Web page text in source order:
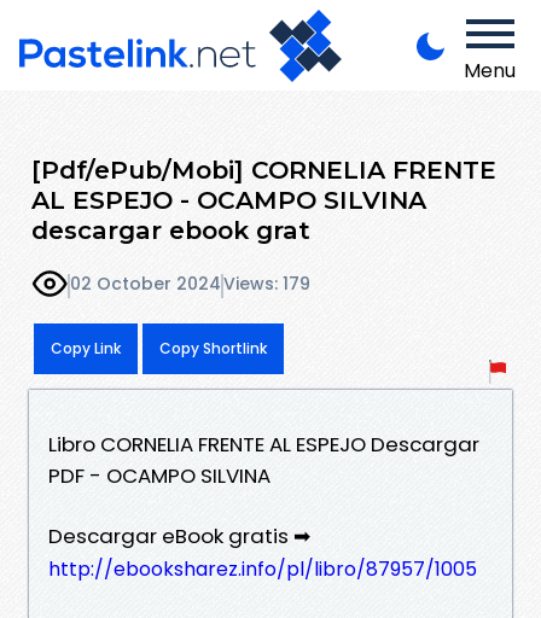
Menu
[Pdf/ePub/Mobi] CORNELIA FRENTE
AL ESPEJO - OCAMPO SILVINA
descargar ebook grat
02 October 2024Views: 179
Copy Link Copy Shortlink
Libro CORNELIA FRENTE AL ESPEJO Descargar
PDF - OCAMPO SILVINA
Descargar eBook gratis ➡
http://ebooksharez.info/pl/libro/87957/1005